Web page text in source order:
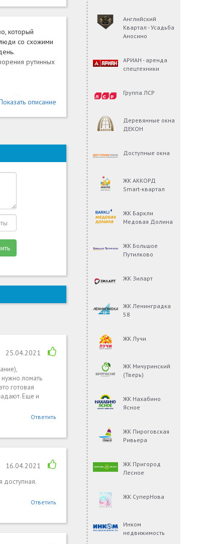
который
со схожими
рутинных
торговый
себе в чем-
описание
25.04.2021
нужно ломать
готовая
Еще и
Ответить
16.04.2021
доступная.
Ответить
Английский
Квартал - Усадьба
Аносино
АРИАН - аренда
спецтехники
Группа ЛСР
Деревянные окна
ДЕКОН
Доступные окна
ЖК АККОРД
Smart-квартал
ЖК Баркли
Медовая Долина
ЖК Большое
Путилково
ЖК Зиларт
ЖК Ленинградка
58
ЖК Лучи
ЖК Мичуринский
(Тверь)
ЖК Нахабино
Ясное
ЖК Пироговская
Ривьера
ЖК Пригород
Лесное
ЖК СуперНова
Инком
недвижимость